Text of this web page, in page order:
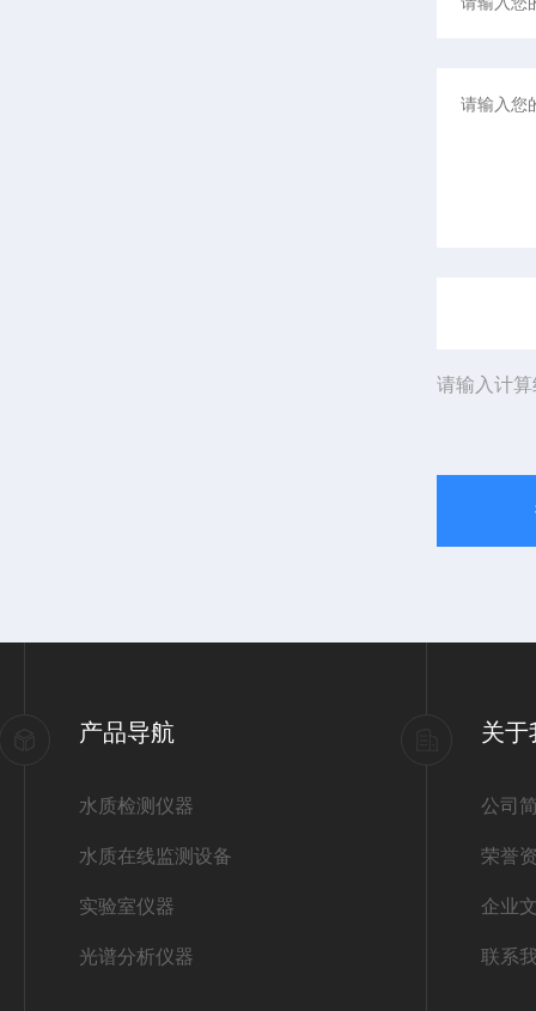
请输入计
产品导航
水质检测仪器
水质在线监测设备
实验室仪器
光谱分析仪器
关于
公司
荣誉
企业
联系